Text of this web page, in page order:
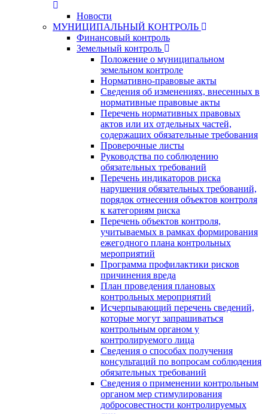
Новости
МУНИЦИПАЛЬНЫЙ КОНТРОЛЬ
Финансовый контроль
Земельный контроль
Положение о муниципальном
земельном контроле
Нормативно-правовые акты
Сведения об изменениях, внесенных в
нормативные правовые акты
Перечень нормативных правовых
актов или их отдельных частей,
содержащих обязательные требования
Проверочные листы
Руководства по соблюдению
обязательных требований
Перечень индикаторов риска
нарушения обязательных требований,
порядок отнесения объектов контроля
к категориям риска
Перечень объектов контроля,
учитываемых в рамках формирования
ежегодного плана контрольных
мероприятий
Программа профилактики рисков
причинения вреда
План проведения плановых
контрольных мероприятий
Исчерпывающий перечень сведений,
которые могут запрашиваться
контрольным органом у
контролируемого лица
Сведения о способах получения
консультаций по вопросам соблюдения
обязательных требований
Сведения о применении контрольным
органом мер стимулирования
добросовестности контролируемых